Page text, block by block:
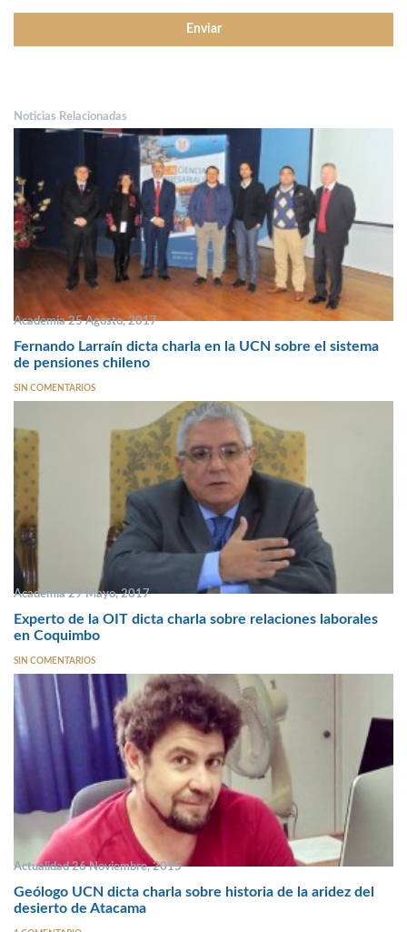
Noticias Relacionadas
Academia 25 Agosto, 2017
Fernando Larraín dicta charla en la UCN sobre el sistema
de pensiones chileno
SIN COMENTARIOS
Academia 29 Mayo, 2017
Experto de la OIT dicta charla sobre relaciones laborales
en Coquimbo
SIN COMENTARIOS
Actualidad 26 Noviembre, 2015
Geólogo UCN dicta charla sobre historia de la aridez del
desierto de Atacama